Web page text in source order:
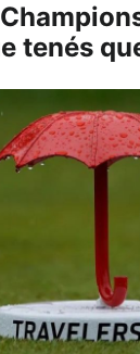
tenés